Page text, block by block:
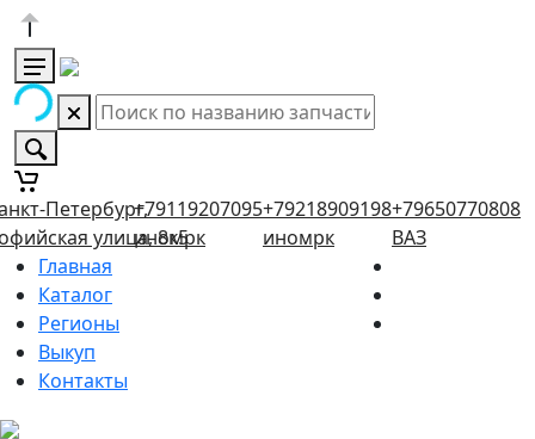
Петербург,
улица, 8к5
+79119207095
иномрк
+79218909198
иномрк
+79650770808
ВАЗ
Главная
Каталог
Регионы
Выкуп
Контакты